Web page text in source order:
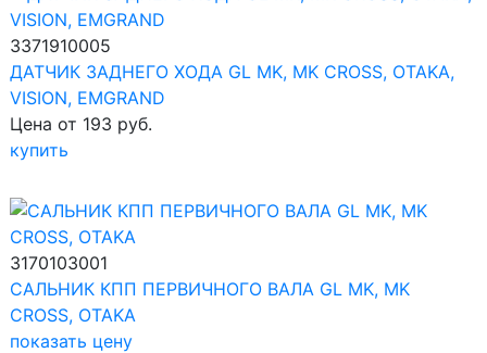
3371910005
ДАТЧИК ЗАДНЕГО ХОДА GL MK, MK CROSS, OTAKA,
VISION, EMGRAND
Цена от 193 руб.
купить
3170103001
САЛЬНИК КПП ПЕРВИЧНОГО ВАЛА GL MK, MK
CROSS, OTAKA
показать цену